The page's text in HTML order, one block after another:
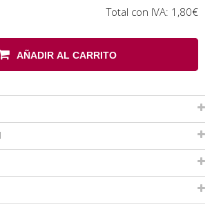
Total con IVA: 1,80€
AÑADIR AL CARRITO